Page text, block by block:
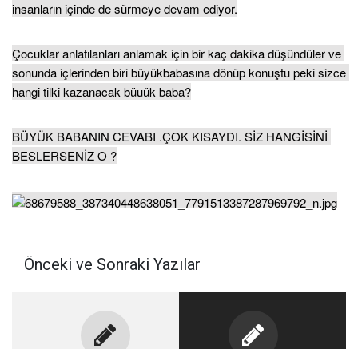
insanların içinde de sürmeye devam ediyor.
Çocuklar anlatılanları anlamak için bir kaç dakika düşündüler ve
sonunda içlerinden biri büyükbabasına dönüp konuştu peki sizce
hangi tilki kazanacak büuük baba?
BÜYÜK BABANIN CEVABI .ÇOK KISAYDI. SİZ HANGİSİNİ
BESLERSENİZ O ?
Önceki ve Sonraki Yazılar